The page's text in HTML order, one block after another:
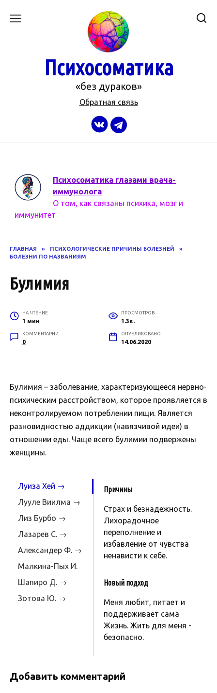
Психосоматика
«без дураков»
Обратная связь
Психосоматика глазами врача-
иммунолога
О том, как связаны психика, мозг и
иммунитет
ГЛАВНАЯ » ПСИХОЛОГИЧЕСКИЕ ПРИЧИНЫ БОЛЕЗНЕЙ
»
БОЛЕЗНИ ПО НАЗВАНИЯМ
Булимия
НА ЧТЕНИЕ
1 мин
ПРОСМОТРОВ
1.3к.
КОММЕНТАРИИ
0
ОПУБЛИКОВАНО
14.06.2020
Булимия – заболевание, характеризующееся нервно-
психическим расстройством, которое проявляется в
неконтролируемом потреблении пищи. Является
разновидностью аддикции (навязчивой идеи) в
отношении еды. Чаще всего булимии подвержены
женщины.
Луиза Хей →
Лууле Виилма →
Лиз Бурбо →
Лазарев С. →
Александер Ф. →
Малкина-Пых И.
→
Шапиро Д. →
Зотова Ю. →
Причины
Страх и безнадежность.
Лихорадочное
переполнение и
избавление от чувства
ненависти к себе.
Новый подход
Меня любит, питает и
поддерживает сама
Жизнь. Жить для меня -
безопасно.
Добавить комментарий